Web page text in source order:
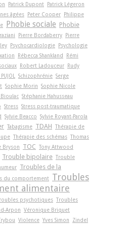
Patrick Dupont Patrick Légeron
âgées Peter Cooper Philippe
Phobie sociale Phobie
Pierre Bordaberry Pierre
Psychocardiologie Psychologie
Rébecca Shankland
Rémi
Robert Ladouceur Rudy
Schizophrénie Serge
Sophie Morin Sophie Nicole
Stéphanie Hahusseau
Stress Stress post-traumatique
Sylvie Beacco Sylvie Royant-Parola
Tabagisme TDAH Thérapie de
Thérapie des schémas Thomas
Bryson TOC Tony Attwood
Trouble bipolaire Trouble
Troubles de la
du comportement Troubles
alimentaire
psychotiques Troubles
Arpon Véronique Briquet
Violence Yves Simon
Zindel